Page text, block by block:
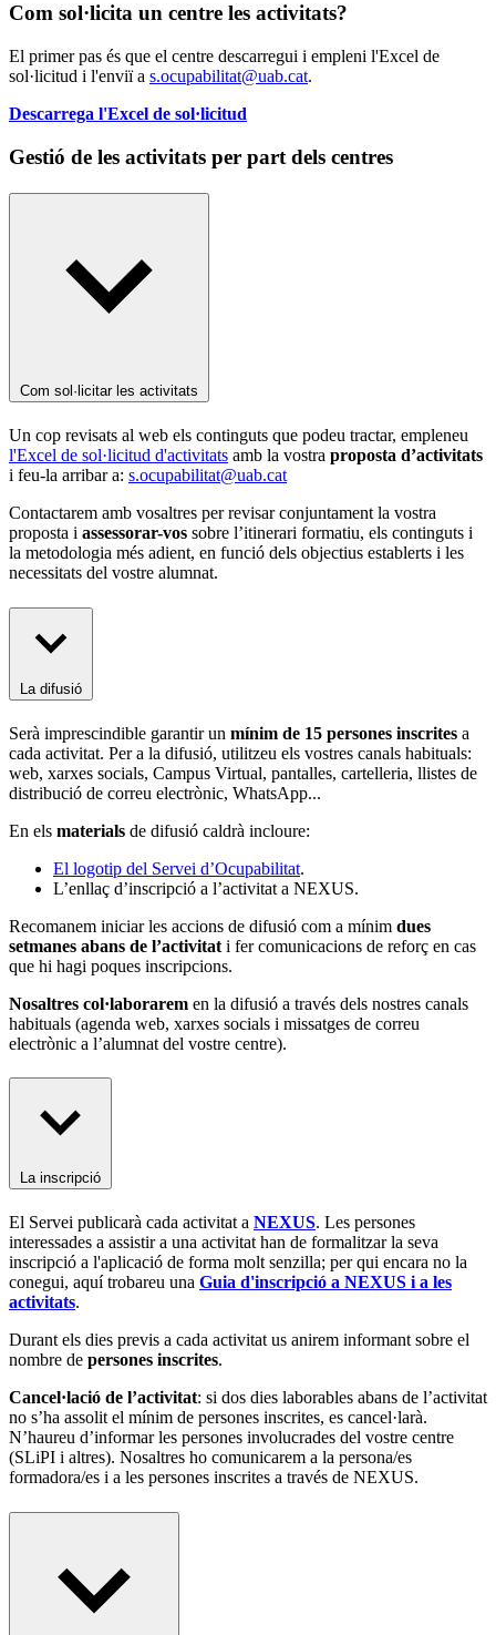
Com sol·licita un centre les activitats?
El primer pas és que el centre descarregui i empleni l'Excel de
sol·licitud i l'enviï a s.ocupabilitat@uab.cat.
Descarrega l'Excel de sol·licitud
Gestió de les activitats per part dels centres
Com sol·licitar les activitats
Un cop revisats al web els continguts que podeu tractar, empleneu
l'Excel de sol·licitud d'activitats amb la vostra proposta d’activitats
i feu-la arribar a: s.ocupabilitat@uab.cat
Contactarem amb vosaltres per revisar conjuntament la vostra
proposta i assessorar-vos sobre l’itinerari formatiu, els continguts i
la metodologia més adient, en funció dels objectius establerts i les
necessitats del vostre alumnat.
La difusió
Serà imprescindible garantir un mínim de 15 persones inscrites a
cada activitat. Per a la difusió, utilitzeu els vostres canals habituals:
web, xarxes socials, Campus Virtual, pantalles, cartelleria, llistes de
distribució de correu electrònic, WhatsApp...
En els materials de difusió caldrà incloure:
El logotip del Servei d’Ocupabilitat.
L’enllaç d’inscripció a l’activitat a NEXUS.
Recomanem iniciar les accions de difusió com a mínim dues
setmanes abans de l’activitat i fer comunicacions de reforç en cas
que hi hagi poques inscripcions.
Nosaltres col·laborarem en la difusió a través dels nostres canals
habituals (agenda web, xarxes socials i missatges de correu
electrònic a l’alumnat del vostre centre).
La inscripció
El Servei publicarà cada activitat a NEXUS. Les persones
interessades a assistir a una activitat han de formalitzar la seva
inscripció a l'aplicació de forma molt senzilla; per qui encara no la
conegui, aquí trobareu una Guia d'inscripció a NEXUS i a les
activitats.
Durant els dies previs a cada activitat us anirem informant sobre el
nombre de persones inscrites.
Cancel·lació de l’activitat: si dos dies laborables abans de l’activitat
no s’ha assolit el mínim de persones inscrites, es cancel·larà.
N’haureu d’informar les persones involucrades del vostre centre
(SLiPI i altres). Nosaltres ho comunicarem a la persona/es
formadora/es i a les persones inscrites a través de NEXUS.